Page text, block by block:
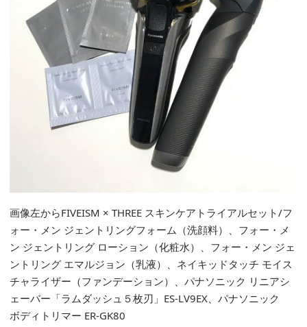
画像左からFIVEISM × THREE スキンケアトライアルセット/フ
ォー・メン ジェントリングフォーム（洗顔料）、フォー・メ
ン ジェントリング ローション（化粧水）、フォー・メン ジェ
ントリング エマルジョン（乳液）、ネイキッドタッチ モイス
チャライザー（ファンデーション）、パナソニック リニアシ
ェーバー「ラムダッシュ５枚刃」ES-LV9EX、パナソニック
ボディトリマー ER-GK80